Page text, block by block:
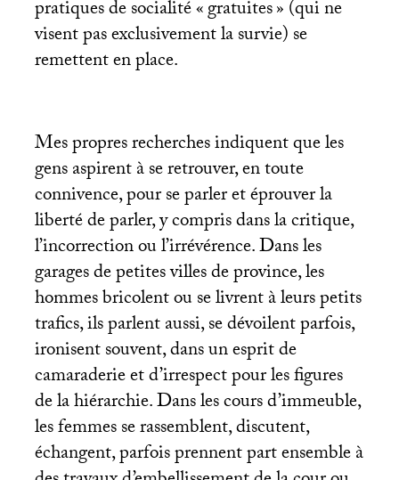
pratiques de socialité «gratuites» (qui ne
visent pas exclusivement la survie) se
remettent en place.
Mes propres recherches indiquent que les
gens aspirent à se retrouver, en toute
connivence, pour se parler et éprouver la
liberté de parler, y compris dans la critique,
l’incorrection ou l’irrévérence. Dans les
garages de petites villes de province, les
hommes bricolent ou se livrent à leurs petits
trafics, ils parlent aussi, se dévoilent parfois,
ironisent souvent, dans un esprit de
camaraderie et d’irrespect pour les figures
de la hiérarchie. Dans les cours d’immeuble,
les femmes se rassemblent, discutent,
échangent, parfois prennent part ensemble à